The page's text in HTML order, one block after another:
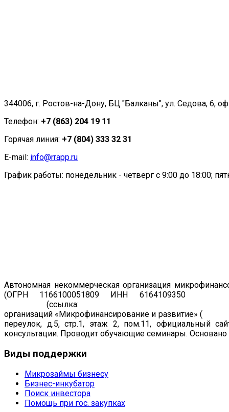
344006, г. Ростов-на-Дону, БЦ "Балканы", ул. Седова, 6,
Телефон: +7 (863) 204 19 11
Горячая линия: +7 (804) 333 32 31
E-mail: info@rrapp.ru
График работы: понедельник - четверг с 9:00 до 18:00;
Автономная некоммерческая организация
(ОГРН 1166100051809 ИНН 6164109350
(ссылка:
организаций «Микрофинансирование и развитие» (рег.
переулок, д.5, стр.1, этаж 2, пом.11, официальный
консультации. Проводит обучающие семинары. Основано
Виды поддержки
Микрозаймы бизнесу
Бизнес-инкубатор
Поиск инвестора
Помощь при гос. закупках